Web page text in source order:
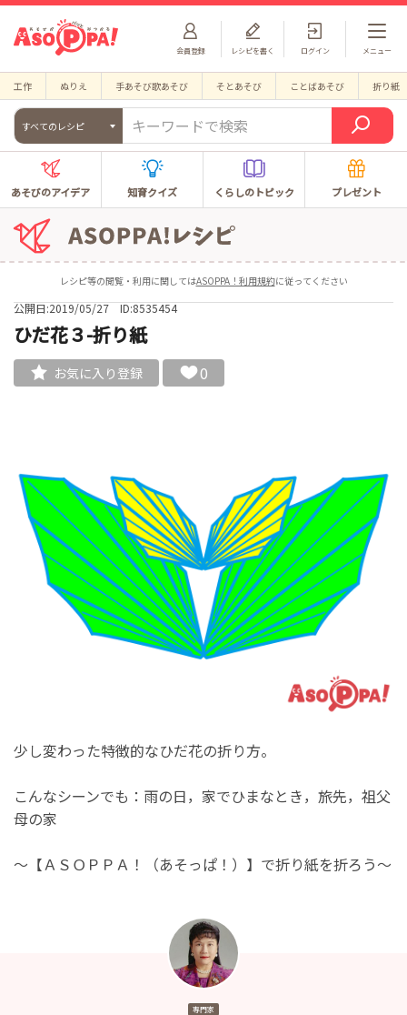
会員登録 ログイン
レシピを書く メニュー
工作 ぬりえ 手あそび歌あそび そとあそび ことばあそび 折り紙
すべてのレシピ
あそびのアイデア 知育クイズ くらしのトピック プレゼント
レシピ等の閲覧・利用に関してはASOPPA！利用規約に従ってください
公開日:2019/05/27 ID:8535454
ひだ花３-折り紙
お気に入り登録 0
少し変わった特徴的なひだ花の折り方。
こんなシーンでも：雨の日，家でひまなとき，旅先，祖父
母の家
～【ＡＳＯＰＰＡ！（あそっぱ！）】で折り紙を折ろう～
専門家